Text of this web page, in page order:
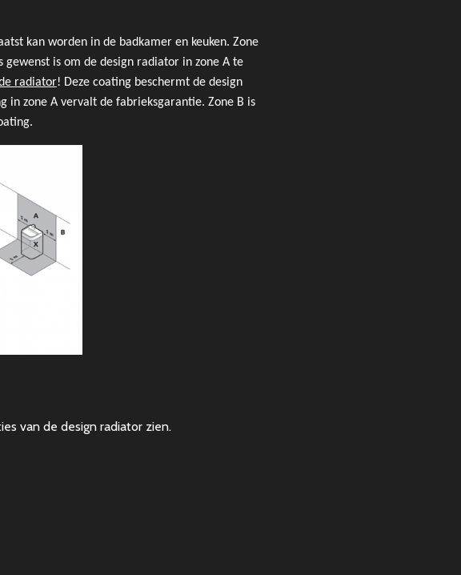
kan worden in de badkamer en keuken. Zone
is om de design radiator in zone A te
radiator! Deze coating beschermt de design
in zone A vervalt de fabrieksgarantie. Zone B is
van de design radiator zien.